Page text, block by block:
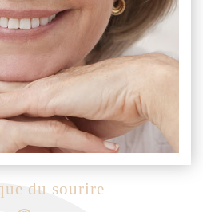
du sourire